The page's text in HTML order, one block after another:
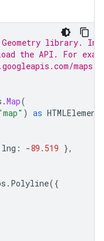
library.
the API. For
maps/
.Map(
) as HTMLElement
lng : -89.519 },
. Polyline({